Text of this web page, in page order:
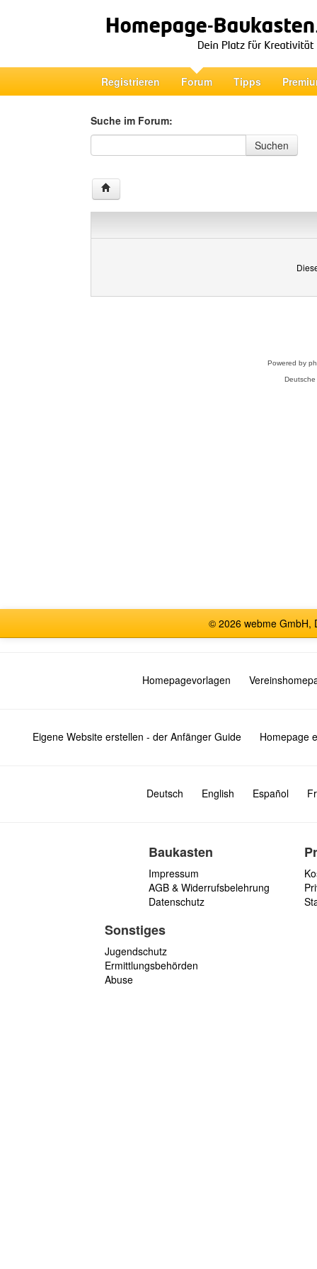
Registrieren Forum Tipps
Suche im Forum:
Suche im Forum
Suchen
Powered by
© 2026 webme GmbH,
Homepagevorlagen
Eigene Website erstellen - der Anfänger Guide Homepage
Deutsch English Español
Baukasten
Impressum
AGB & Widerrufsbelehrung
Datenschutz
Sonstiges
Jugendschutz
Ermittlungsbehörden
Abuse